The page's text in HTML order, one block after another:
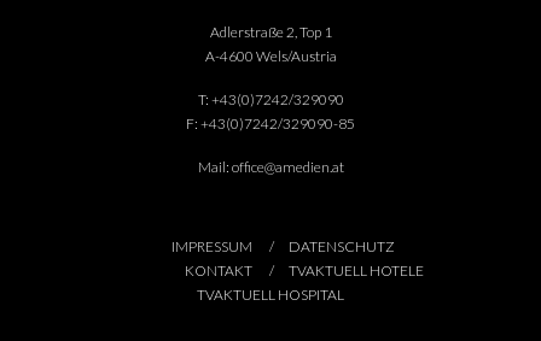
Adlerstraße 2, Top 1
A-4600 Wels/Austria
T: +43(0)7242/329090
F: +43(0)7242/329090-85
Mail: office@amedien.at
IMPRESSUM
DATENSCHUTZ
KONTAKT
TVAKTUELL HOTELE
TVAKTUELL HOSPITAL